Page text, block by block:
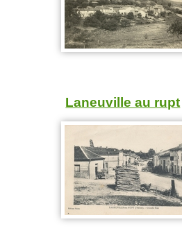
Laneuville au rupt